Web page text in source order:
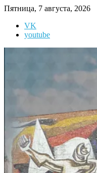
Перейти
содержимому
Пятница, 7 августа, 2026
VK
youtube